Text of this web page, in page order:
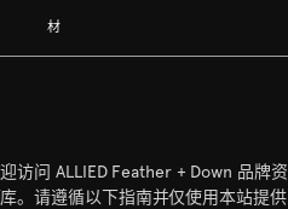
材
访问 ALLIED Feather + Down 品牌资
。请遵循以下指南并仅使用本站提供